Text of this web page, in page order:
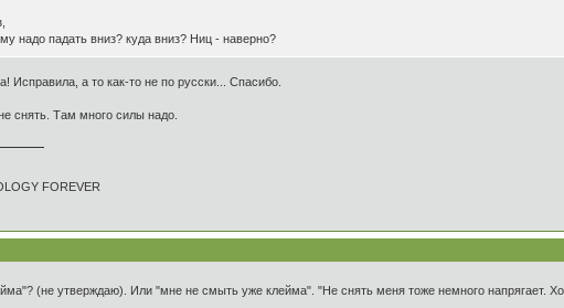
надо падать вниз? куда вниз? Ниц - наверно?
Исправила, а то как-то не по русски... Спасибо.
снять. Там много силы надо.
FOREVER
(не утверждаю). Или "мне не смыть уже клейма". "Не снять меня тоже немного напрягает.